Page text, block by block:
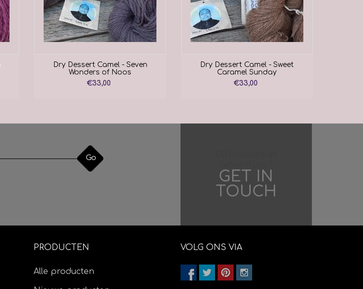
Dry Dessert Camel - Seven
Wonders of Noos
€33,00
Dry Dessert Camel - Sweet
Caramel Sunday
€33,00
Go
GET IN
TOUCH
PRODUCTEN
Alle producten
VOLG ONS VIA